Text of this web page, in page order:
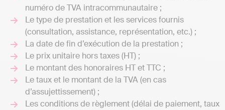
numéro de TVA intracommunautaire ;
Le type de prestation et les services fournis
(consultation, assistance, représentation, etc.) ;
La date de fin d’exécution de la prestation ;
Le prix unitaire hors taxes (HT) ;
Le montant des honoraires HT et TTC ;
Le taux et le montant de la TVA (en cas
d’assujettissement) ;
Les conditions de règlement (délai de paiement, taux